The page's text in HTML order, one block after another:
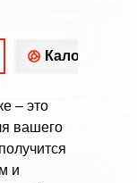
– это
вашего
и